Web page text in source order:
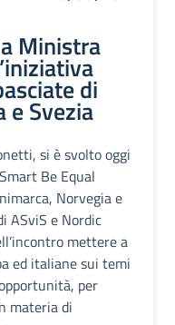
Ministra
di
e Svezia
si è svolto oggi
Be Equal
Norvegia e
ASviS e Nordic
mettere a
ed italiane sui temi
per
materia di